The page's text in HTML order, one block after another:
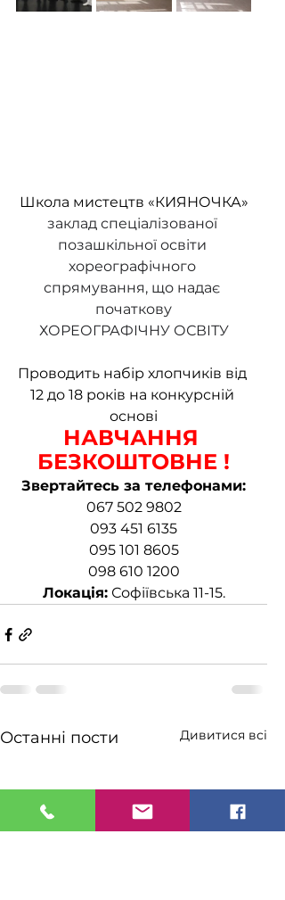
Школа мистецтв «КИЯНОЧКА»
заклад спеціалізованої
позашкільної освіти
хореографічного
спрямування, що надає
початкову
ХОРЕОГРАФІЧНУ ОСВІТУ
Проводить набір хлопчиків від
12 до 18 років на конкурсній
основі
НАВЧАННЯ
БЕЗКОШТОВНЕ !
Звертайтесь за телефонами:
067 502 9802
093 451 6135
095 101 8605
098 610 1200
Локація: Софіївська 11-15.
Останні пости Дивитися всі